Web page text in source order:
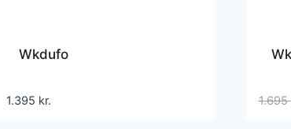
Wkdufo
1.395 kr. 1.695